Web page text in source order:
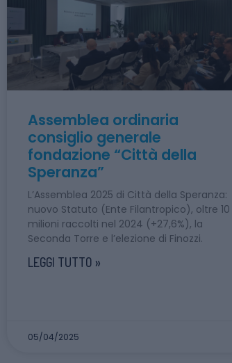
Assemblea ordinaria
consiglio generale
fondazione “Città della
Speranza”
L’Assemblea 2025 di Città della Speranza:
nuovo Statuto (Ente Filantropico), oltre 10
milioni raccolti nel 2024 (+27,6%), la
Seconda Torre e l’elezione di Finozzi.
LEGGI TUTTO »
05/04/2025